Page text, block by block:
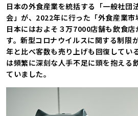
日本の外食産業を統括する「一般社団
会」が、2022年に行った「外食産業市
日本にはおよそ３万7000店舗も飲食
す。新型コロナウイルスに関する制限
年と比べ客数も売り上げも回復してい
は頻繁に深刻な人手不足に頭を抱える
ていました。